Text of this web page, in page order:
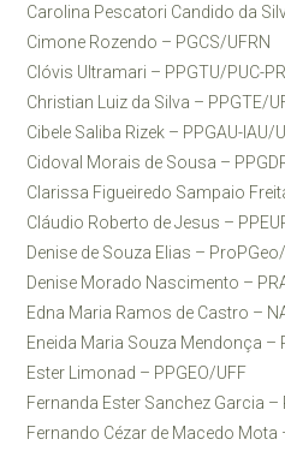
Carolina Pescatori Candido da
Cimone Rozendo – PGCS/UFRN
Clóvis Ultramari – PPGTU/PUC-PR
Christian Luiz da Silva – PPGTE/
Cibele Saliba Rizek – PPGAU-IAU/
Cidoval Morais de Sousa –
Clarissa Figueiredo Sampaio
Cláudio Roberto de Jesus –
Denise de Souza Elias –
Denise Morado Nascimento –
Edna Maria Ramos de Castro –
Eneida Maria Souza Mendonça –
Ester Limonad – PPGEO/UFF
Fernanda Ester Sanchez Garcia –
Fernando Cézar de Macedo Mota